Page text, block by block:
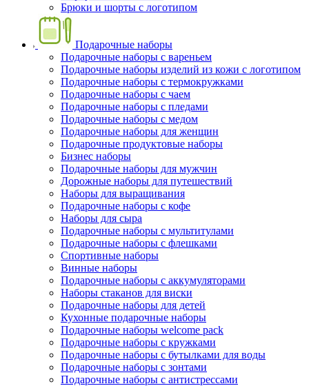
Брюки и шорты с логотипом
Подарочные наборы
Подарочные наборы с вареньем
Подарочные наборы изделий из кожи с логотипом
Подарочные наборы с термокружками
Подарочные наборы с чаем
Подарочные наборы с пледами
Подарочные наборы с медом
Подарочные наборы для женщин
Подарочные продуктовые наборы
Бизнес наборы
Подарочные наборы для мужчин
Дорожные наборы для путешествий
Наборы для выращивания
Подарочные наборы с кофе
Наборы для сыра
Подарочные наборы с мультитулами
Подарочные наборы с флешками
Спортивные наборы
Винные наборы
Подарочные наборы с аккумуляторами
Наборы стаканов для виски
Подарочные наборы для детей
Кухонные подарочные наборы
Подарочные наборы welcome pack
Подарочные наборы с кружками
Подарочные наборы с бутылками для воды
Подарочные наборы с зонтами
Подарочные наборы с антистрессами